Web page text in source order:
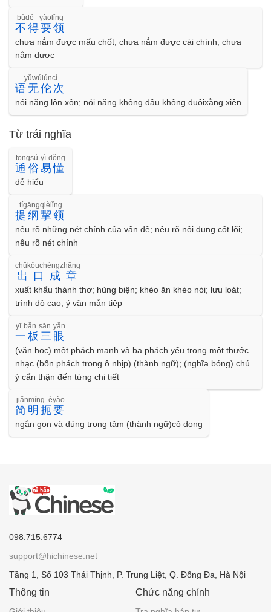
不得要领
bùdé yàolǐng
chưa nắm được mấu chốt; chưa nắm được cái chính; chưa
nắm được
语无伦次
yǔwúlúncì
nói năng lộn xộn; nói năng không đầu không đuôixằng xiên
Từ trái nghĩa
通俗易懂
tōngsú yì dǒng
dễ hiểu
提纲挈领
tígāngqièlǐng
nêu rõ những nét chính của vấn đề; nêu rõ nội dung cốt lõi;
nêu rõ nét chính
出口成章
chūkǒuchéngzhāng
xuất khẩu thành thơ; hùng biện; khéo ăn khéo nói; lưu loát;
trình độ cao; ý văn mẫn tiệp
一板三眼
yī bǎn sān yǎn
(văn học) một phách mạnh và ba phách yếu trong một thước
nhạc (bốn phách trong ô nhịp) (thành ngữ); (nghĩa bóng) chú
ý cẩn thận đến từng chi tiết
简明扼要
jiǎnmíng èyào
ngắn gọn và đúng trọng tâm (thành ngữ)cô đọng
098.715.6774
support@hichinese.net
Tầng 1, Số 103 Thái Thịnh, P. Trung Liệt, Q. Đống Đa, Hà Nội
Thông tin Chức năng chính